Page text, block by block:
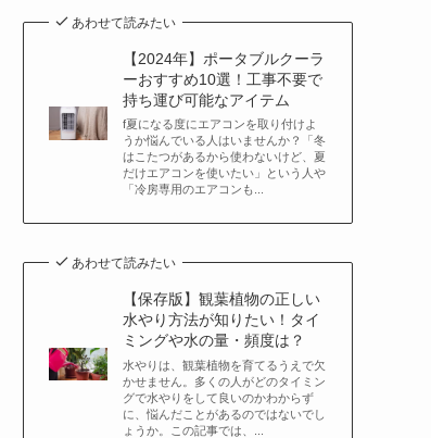
あわせて読みたい
【2024年】ポータブルクーラ
ーおすすめ10選！工事不要で
持ち運び可能なアイテム
f夏になる度にエアコンを取り付けよ
うか悩んでいる人はいませんか？「冬
はこたつがあるから使わないけど、夏
だけエアコンを使いたい」という人や
「冷房専用のエアコンも...
あわせて読みたい
【保存版】観葉植物の正しい
水やり方法が知りたい！タイ
ミングや水の量・頻度は？
水やりは、観葉植物を育てるうえで欠
かせません。多くの人がどのタイミン
グで水やりをして良いのかわからず
に、悩んだことがあるのではないでし
ょうか。この記事では、...